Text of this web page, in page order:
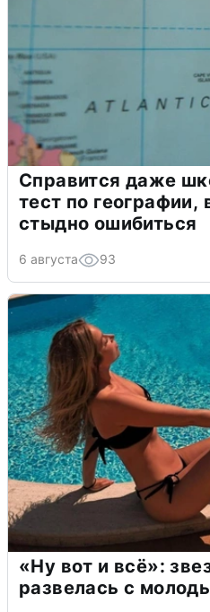
Справится даже
тест по географии,
стыдно ошибиться
6 августа 93
«Ну вот и всё»:
развелась с